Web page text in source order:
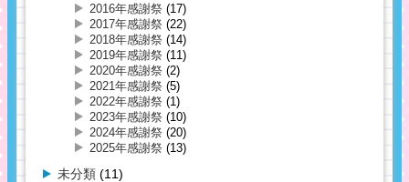
2016年感謝祭 (17)
2017年感謝祭 (22)
2018年感謝祭 (14)
2019年感謝祭 (11)
2020年感謝祭 (2)
2021年感謝祭 (5)
2022年感謝祭 (1)
2023年感謝祭 (10)
2024年感謝祭 (20)
2025年感謝祭 (13)
未分類 (11)